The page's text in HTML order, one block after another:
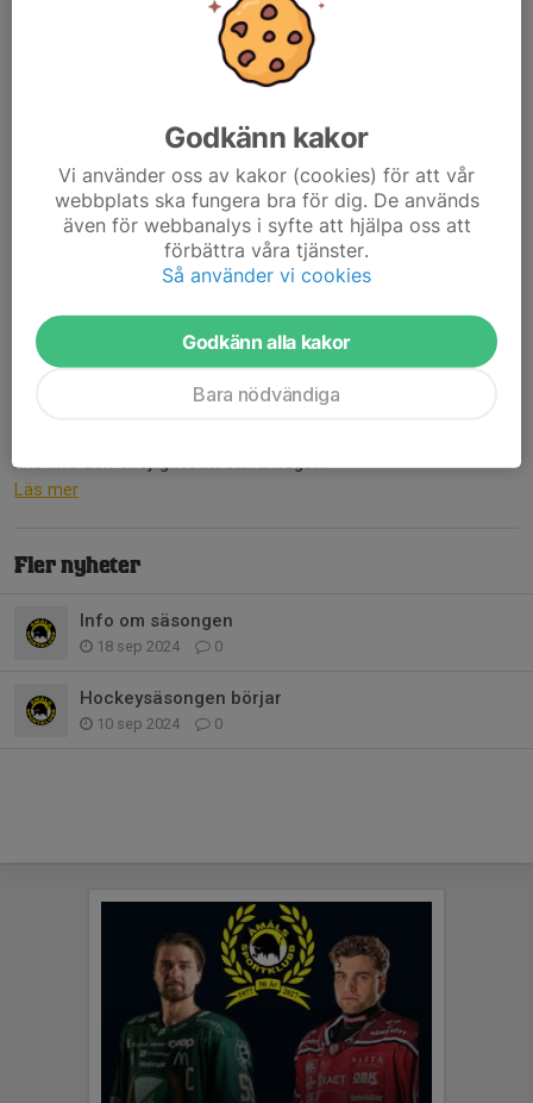
15 jan 2025
0 kommentarer
Förädramöte måndag 20/1 17:40 i cafeterian. Lite info och
möjlighet att ställa frågor.
Föräldramöte
0 kommentarer
Lite info och möjlighet att ställa frågor.
Läs mer
Fler nyheter
Info om säsongen
18 sep 2024 0
Hockeysäsongen börjar
10 sep 2024 0
Godkänn kakor
Vi använder oss av kakor (cookies) för att vår
webbplats ska fungera bra för dig. De används
även för webbanalys i syfte att hjälpa oss att
förbättra våra tjänster.
Så använder vi cookies
Godkänn alla kakor
Bara nödvändiga